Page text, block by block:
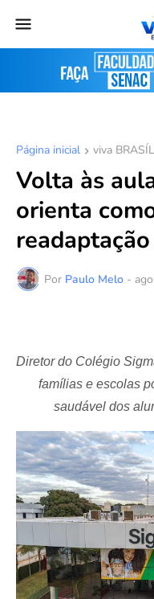
Página inicial viva
Volta às
orienta
Por Paulo Melo -
Diretor do Colégio
famílias e escolas
saudável dos